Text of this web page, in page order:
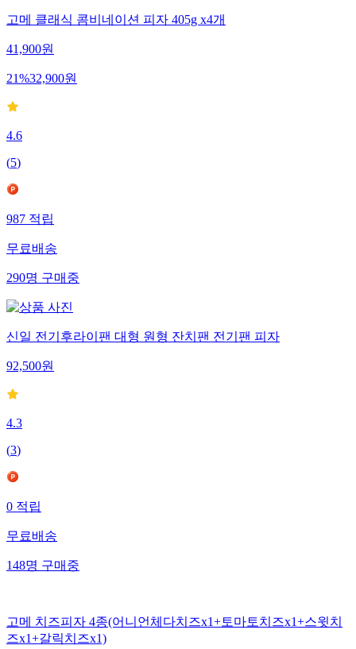
고메 클래식 콤비네이션 피자 405g x4개
41,900원
21%32,900원
4.6
(5)
987적립
무료배송
290명구매중
신일 전기후라이팬 대형 원형 잔치팬 전기팬 피자
92,500원
4.3
(3)
0적립
무료배송
148명구매중
고메 치즈피자 4종(어니언체다치즈x1+토마토치즈x1+스윗치
즈x1+갈릭치즈x1)